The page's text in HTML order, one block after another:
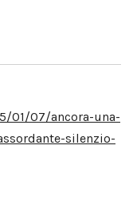
01/07/ancora-una-
silenzio-